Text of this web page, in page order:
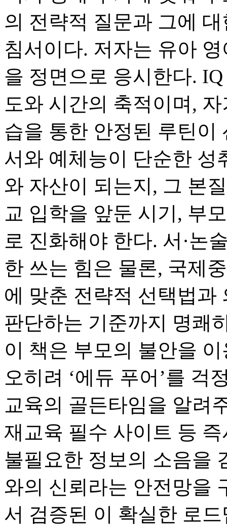
의 전략적 질문과 그에
침서이다. 저자는 유아
을 정면으로 응시한다.
도와 시간의 축적이며,
습을 통한 안정된 루틴이
서와 예체능이 단순한 성
와 자산이 되는지, 그 본
교 입학을 앞둔 시기, 부
로 진화해야 한다. 서·논
한 쓰는 힘은 물론, 국제
에 맞춘 전략적 선택법과
판단하는 기준까지 명쾌
이 책은 부모의 불안을
오히려 ‘에듀 푸어’를 걱
교육의 골든타임을 알려
재교육 필수 사이트 등
불필요한 정보의 소음을
와의 신뢰라는 안전망을
서 검증된 이 확실한 로